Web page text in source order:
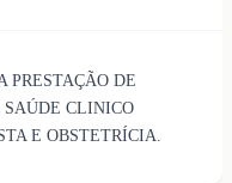
PRESTAÇÃO DE
SAÚDE CLINICO
E OBSTETRÍCIA.